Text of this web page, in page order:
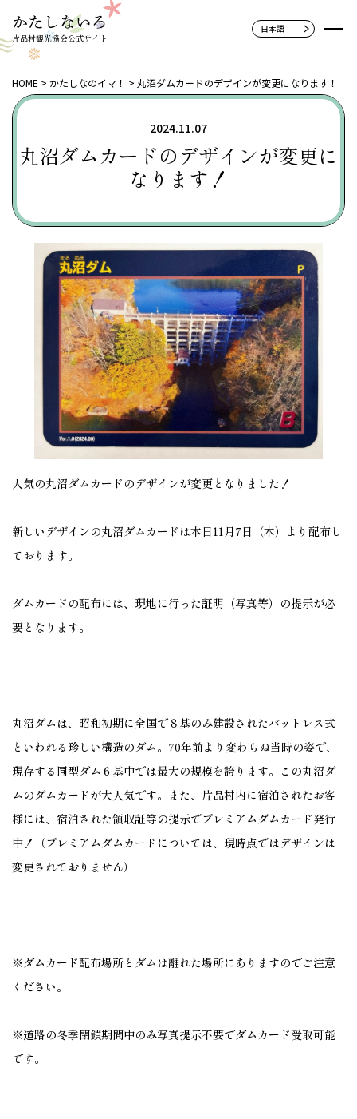
片品村観光協会公式サイト
HOME かたしなのイマ！ 丸沼ダムカードのデザインが変更になります！
2024.11.07
丸沼ダムカードのデザインが変更に
なります！
人気の丸沼ダムカードのデザインが変更となりました！
新しいデザインの丸沼ダムカードは本日11月7日（木）より配布し
ております。
ダムカードの配布には、現地に行った証明（写真等）の提示が必
要となります。
丸沼ダムは、昭和初期に全国で８基のみ建設されたバットレス式
といわれる珍しい構造のダム。70年前より変わらぬ当時の姿で、
現存する同型ダム６基中では最大の規模を誇ります。この丸沼ダ
ムのダムカードが大人気です。また、片品村内に宿泊されたお客
様には、宿泊された領収証等の提示でプレミアムダムカード発行
中！（プレミアムダムカードについては、現時点ではデザインは
変更されておりません）
※ダムカード配布場所とダムは離れた場所にありますのでご注意
ください。
※道路の冬季閉鎖期間中のみ写真提示不要でダムカード受取可能
です。